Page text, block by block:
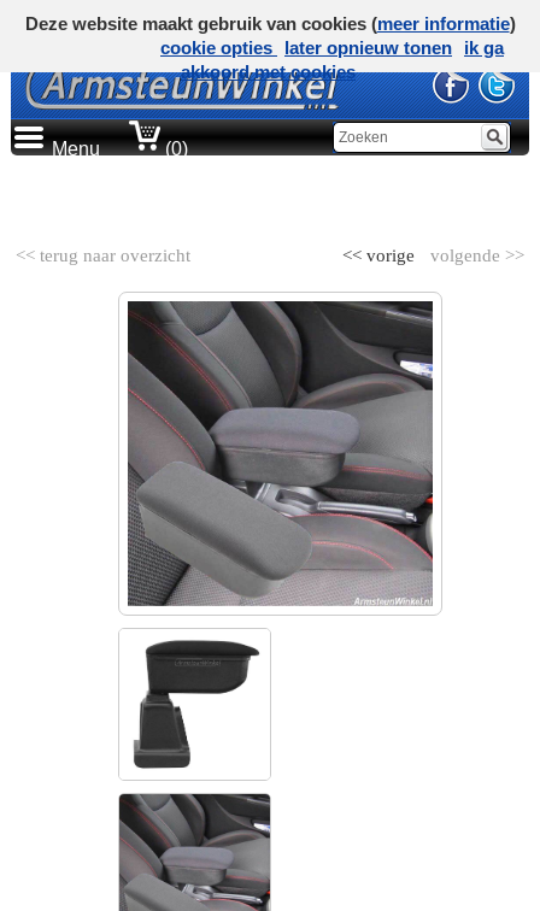
Menu (0)
<< terug naar overzicht volgende >>
<< vorige
Deze website maakt gebruik van cookies (meer informatie)
cookie opties
later opnieuw tonen
ik ga
akkoord met cookies